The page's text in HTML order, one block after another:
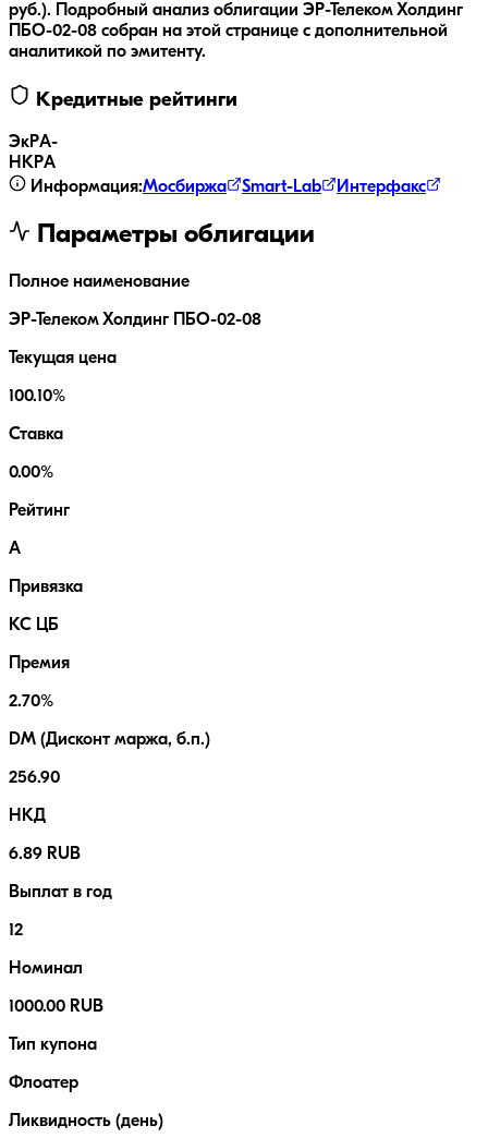
руб.). Подробный анализ облигации ЭР-Телеком Холдинг
ПБО-02-08 собран на этой странице с дополнительной
аналитикой по эмитенту.
Кредитные рейтинги
ЭкРA-
НКРA
Информация:Мосбиржа Smart-Lab Интерфакс
Параметры облигации
Полное наименование
ЭР-Телеком Холдинг ПБО-02-08
Текущая цена
100.10%
Ставка
0.00%
Рейтинг
A
Привязка
КС ЦБ
Премия
2.70%
DM (Дисконт маржа, б.п.)
256.90
НКД
6.89 RUB
Выплат в год
12
Номинал
1000.00 RUB
Тип купона
Флоатер
Ликвидность (день)